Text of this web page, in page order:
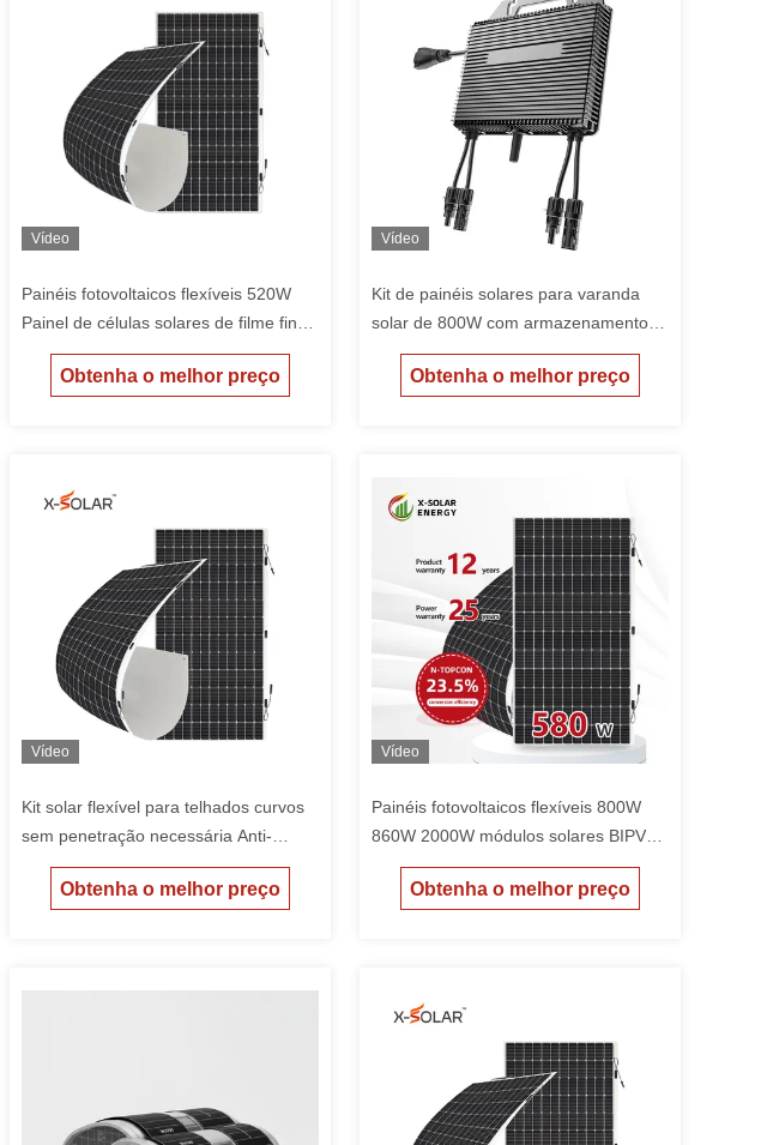
Vídeo
Painéis fotovoltaicos flexíveis 520W
Painel de células solares de filme fino
macio Monocristalino Modulo solar
leve portátil Ideal para material de
Obtenha o melhor preço
Vídeo
Kit de painéis solares para varanda
solar de 800W com armazenamento,
armazém da UE
Obtenha o melhor preço
Vídeo
Kit solar flexível para telhados curvos
sem penetração necessária Anti-
incêndio e anti-refluxo 560W Potência
máximaObtenha o melhor preço
Vídeo
Painéis fotovoltaicos flexíveis 800W
860W 2000W módulos solares BIPV
com construção leve e perda de
energia mínima a altas temperaturas
Obtenha o melhor preço